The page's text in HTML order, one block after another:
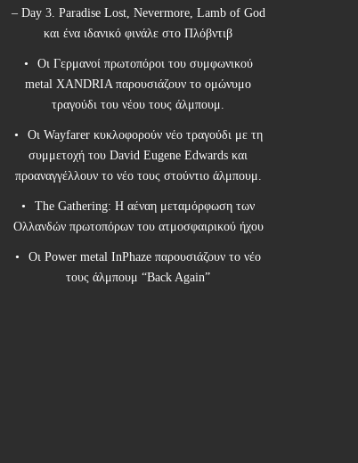
– Day 3. Paradise Lost, Nevermore, Lamb of God
και ένα ιδανικό φινάλε στο Πλόβντιβ
Οι Γερμανοί πρωτοπόροι του συμφωνικού
metal XANDRIA παρουσιάζουν το ομώνυμο
τραγούδι του νέου τους άλμπουμ.
Οι Wayfarer κυκλοφορούν νέο τραγούδι με τη
συμμετοχή του David Eugene Edwards και
προαναγγέλλουν το νέο τους στούντιο άλμπουμ.
The Gathering: Η αέναη μεταμόρφωση των
Ολλανδών πρωτοπόρων του ατμοσφαιρικού ήχου
Οι Power metal InPhaze παρουσιάζουν το νέο
τους άλμπουμ “Back Again”